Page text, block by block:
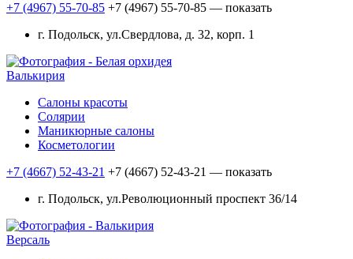
+7 (4967) 55-70-85 +7 (4967) 55-70-85 — показать
г. Подольск, ул.Свердлова, д. 32, корп. 1
Валькирия
Салоны красоты
Солярии
Маникюрные салоны
Косметологии
+7 (4667) 52-43-21 +7 (4667) 52-43-21 — показать
г. Подольск, ул.Революционный проспект 36/14
Версаль